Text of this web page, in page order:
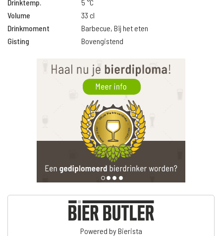
Drinktemp.
5 °C
Volume
33 cl
Drinkmoment
Barbecue, Bij het eten
Gisting
Bovengistend
Powered by Bierista